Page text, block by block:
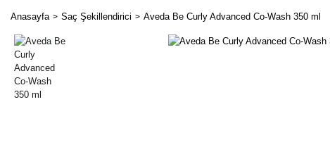
Anasayfa Saç Şekillendirici Aveda Be Curly Advanced Co-Wash 350 ml